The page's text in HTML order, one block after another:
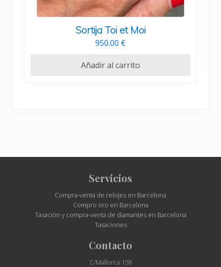
Sortija Toi et Moi
950.00 €
Añadir al carrito
Servicios
Compra-venta de relojes en Barcelona
Compro oro en Barcelona
Tasación y compra-venta de diamantes en Barcelona
Tasaciones
Contacto
C/Mallorca 158